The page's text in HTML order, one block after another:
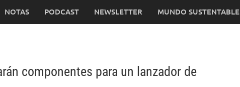
NOTAS PODCAST NEWSLETTER MUNDO SUSTENTABLE
componentes para un lanzador de